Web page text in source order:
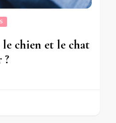
le chien et le chat
?